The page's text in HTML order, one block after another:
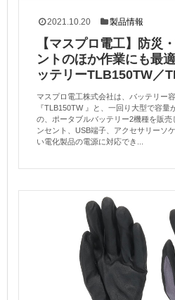
2021.10.20 製品情報
【マスプロ電工】防災
ントのほか作業にも最
ッテリーTLB150TW／
マスプロ電工株式会社は、バッテリー
『TLB150TW 』と、一回り大型で容量
の、ポータブルバッテリー2機種を販売
ンセント、USB端子、アクセサリーソ
い電化製品の電源に対応でき...